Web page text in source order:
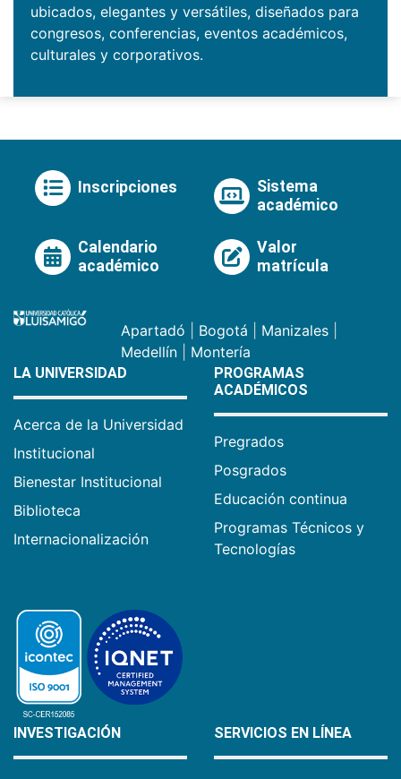
ubicados, elegantes y versátiles, diseñados para
congresos, conferencias, eventos académicos,
culturales y corporativos.
Inscripciones
Sistema
académico
Calendario
académico
Valor
matrícula
Apartadó Bogotá Manizales
Medellín
Montería
LA UNIVERSIDAD
Acerca de la Universidad
Institucional
Bienestar Institucional
Biblioteca
Internacionalización
PROGRAMAS
ACADÉMICOS
Pregrados
Posgrados
Educación continua
Programas Técnicos y
Tecnologías
INVESTIGACIÓN SERVICIOS EN LÍNEA